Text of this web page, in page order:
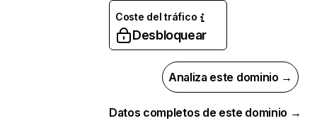
Coste del tráfico
Desbloquear
Analiza este dominio →
Datos completos de este dominio →